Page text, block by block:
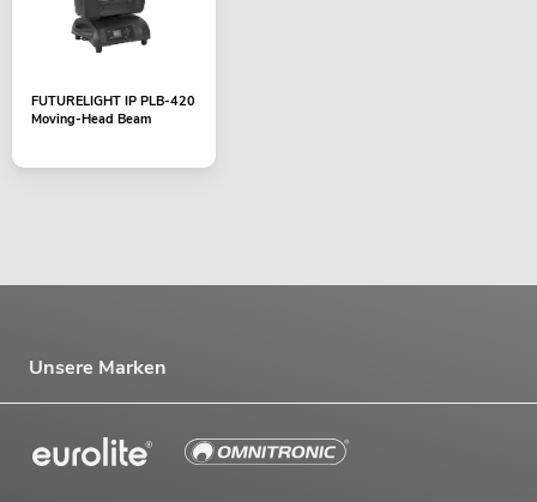
FUTURELIGHT IP PLB-420
Moving-Head Beam
Unsere Marken